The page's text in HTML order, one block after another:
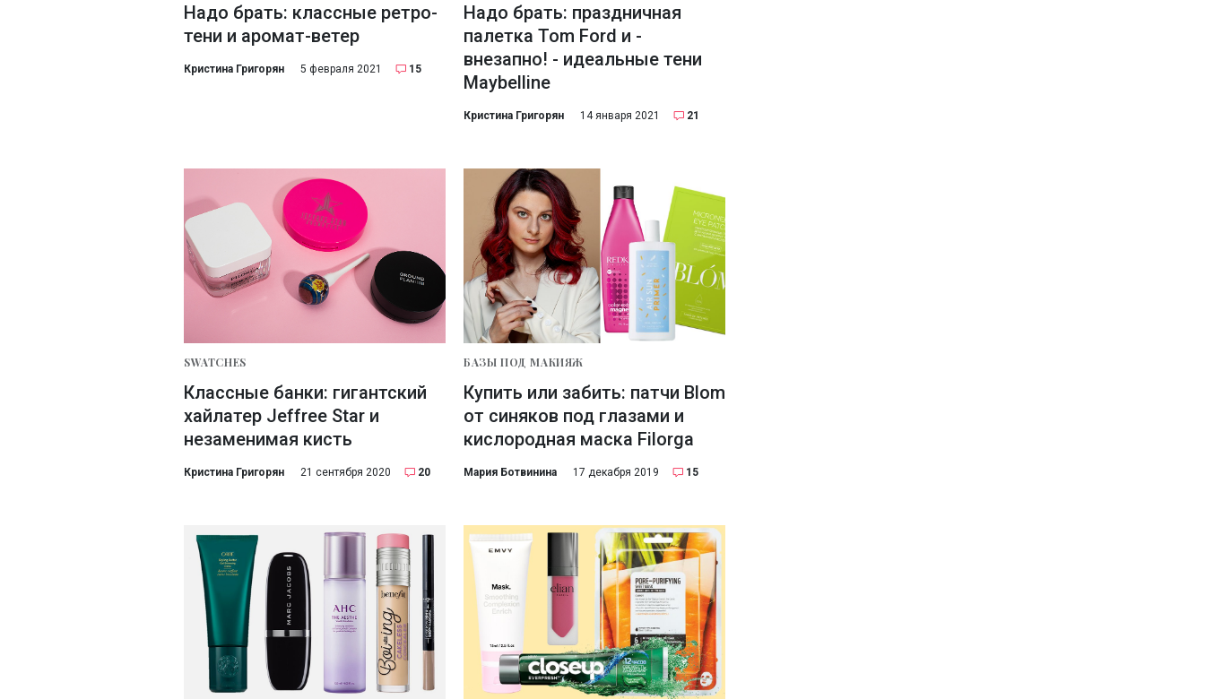
Надо брать: классные ретро-
тени и аромат-ветер
Кристина Григорян 5 февраля 2021 15
Надо брать: праздничная
палетка Tom Ford и -
внезапно! - идеальные тени
Maybelline
Кристина Григорян 14 января 2021 21
SWATCHES
Классные банки: гигантский
хайлатер Jeffree Star и
незаменимая кисть
Кристина Григорян 21 сентября 2020 20
БАЗЫ ПОД МАКИЯЖ
Купить или забить: патчи Blom
от синяков под глазами и
кислородная маска Filorga
Мария Ботвинина 17 декабря 2019 15